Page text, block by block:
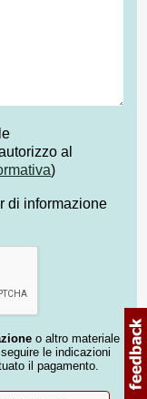
al
)
di informazione
o altro materiale
le indicazioni
il pagamento.